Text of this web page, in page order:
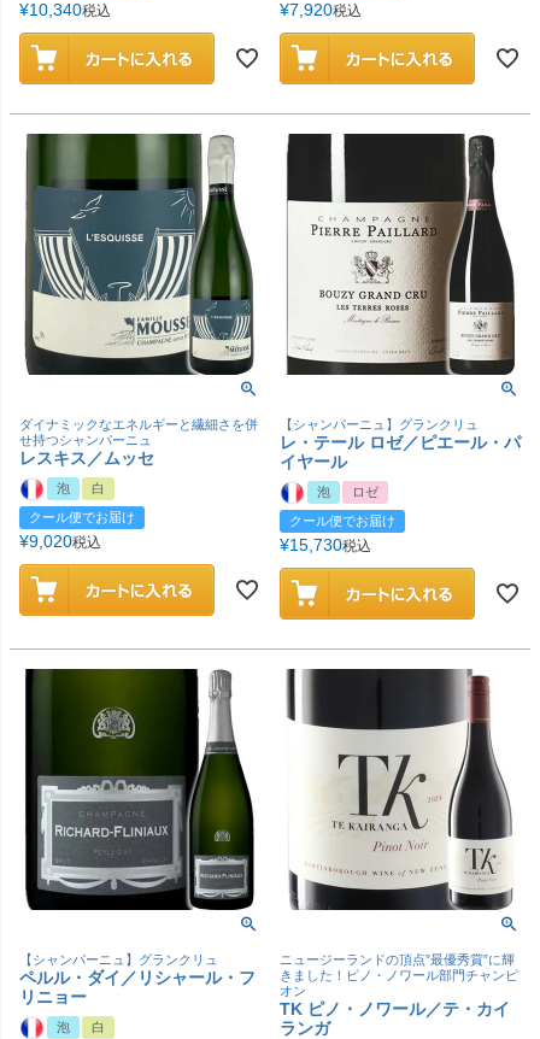
¥10,340税込 ¥7,920税込
ダイナミックなエネルギーと繊細さを併
せ持つシャンパーニュ
レスキス／ムッセ
泡
白
クール便でお届け
¥9,020税込
【シャンパーニュ】グランクリュ
レ・テール ロゼ／ピエール・パ
イヤール
泡
ロゼ
クール便でお届け
¥15,730税込
【シャンパーニュ】グランクリュ
ペルル・ダイ／リシャール・フ
リニョー
泡
白
ニュージーランドの頂点”最優秀賞”に輝
きました！ピノ・ノワール部門チャンピ
オン
TK ピノ・ノワール／テ・カイ
ランガ